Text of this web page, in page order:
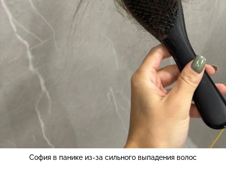
София в панике из-за сильного выпадения волос